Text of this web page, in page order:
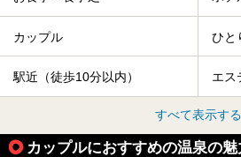
カップル ひと
駅近（徒歩10分以内） エス
すべて表示する
カップルにおすすめの温泉の魅